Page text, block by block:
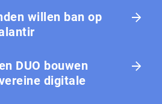
willen ban op
DUO bouwen
digitale